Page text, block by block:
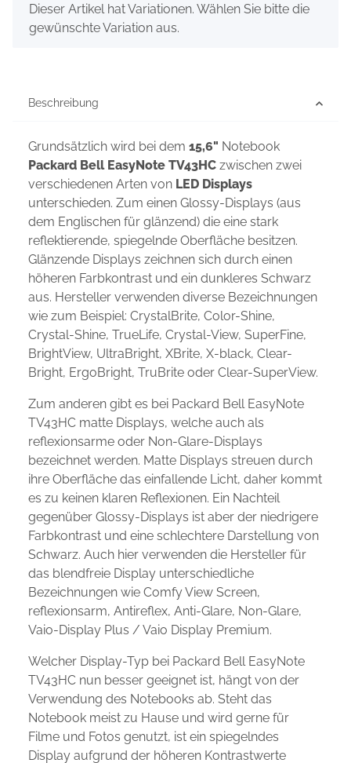
x
Dieser Artikel hat Variationen. Wählen Sie bitte die
gewünschte Variation aus.
Beschreibung
Grundsätzlich wird bei dem 15,6" Notebook
Packard Bell EasyNote TV43HC zwischen zwei
verschiedenen Arten von LED Displays
unterschieden. Zum einen Glossy-Displays (aus
dem Englischen für glänzend) die eine stark
reflektierende, spiegelnde Oberfläche besitzen.
Glänzende Displays zeichnen sich durch einen
höheren Farbkontrast und ein dunkleres Schwarz
aus. Hersteller verwenden diverse Bezeichnungen
wie zum Beispiel: CrystalBrite, Color-Shine,
Crystal-Shine, TrueLife, Crystal-View, SuperFine,
BrightView, UltraBright, XBrite, X-black, Clear-
Bright, ErgoBright, TruBrite oder Clear-SuperView.
Zum anderen gibt es bei Packard Bell EasyNote
TV43HC matte Displays, welche auch als
reflexionsarme oder Non-Glare-Displays
bezeichnet werden. Matte Displays streuen durch
ihre Oberfläche das einfallende Licht, daher kommt
es zu keinen klaren Reflexionen. Ein Nachteil
gegenüber Glossy-Displays ist aber der niedrigere
Farbkontrast und eine schlechtere Darstellung von
Schwarz. Auch hier verwenden die Hersteller für
das blendfreie Display unterschiedliche
Bezeichnungen wie Comfy View Screen,
reflexionsarm, Antireflex, Anti-Glare, Non-Glare,
Vaio-Display Plus / Vaio Display Premium.
Welcher Display-Typ bei Packard Bell EasyNote
TV43HC nun besser geeignet ist, hängt von der
Verwendung des Notebooks ab. Steht das
Notebook meist zu Hause und wird gerne für
Filme und Fotos genutzt, ist ein spiegelndes
Display aufgrund der höheren Kontrastwerte